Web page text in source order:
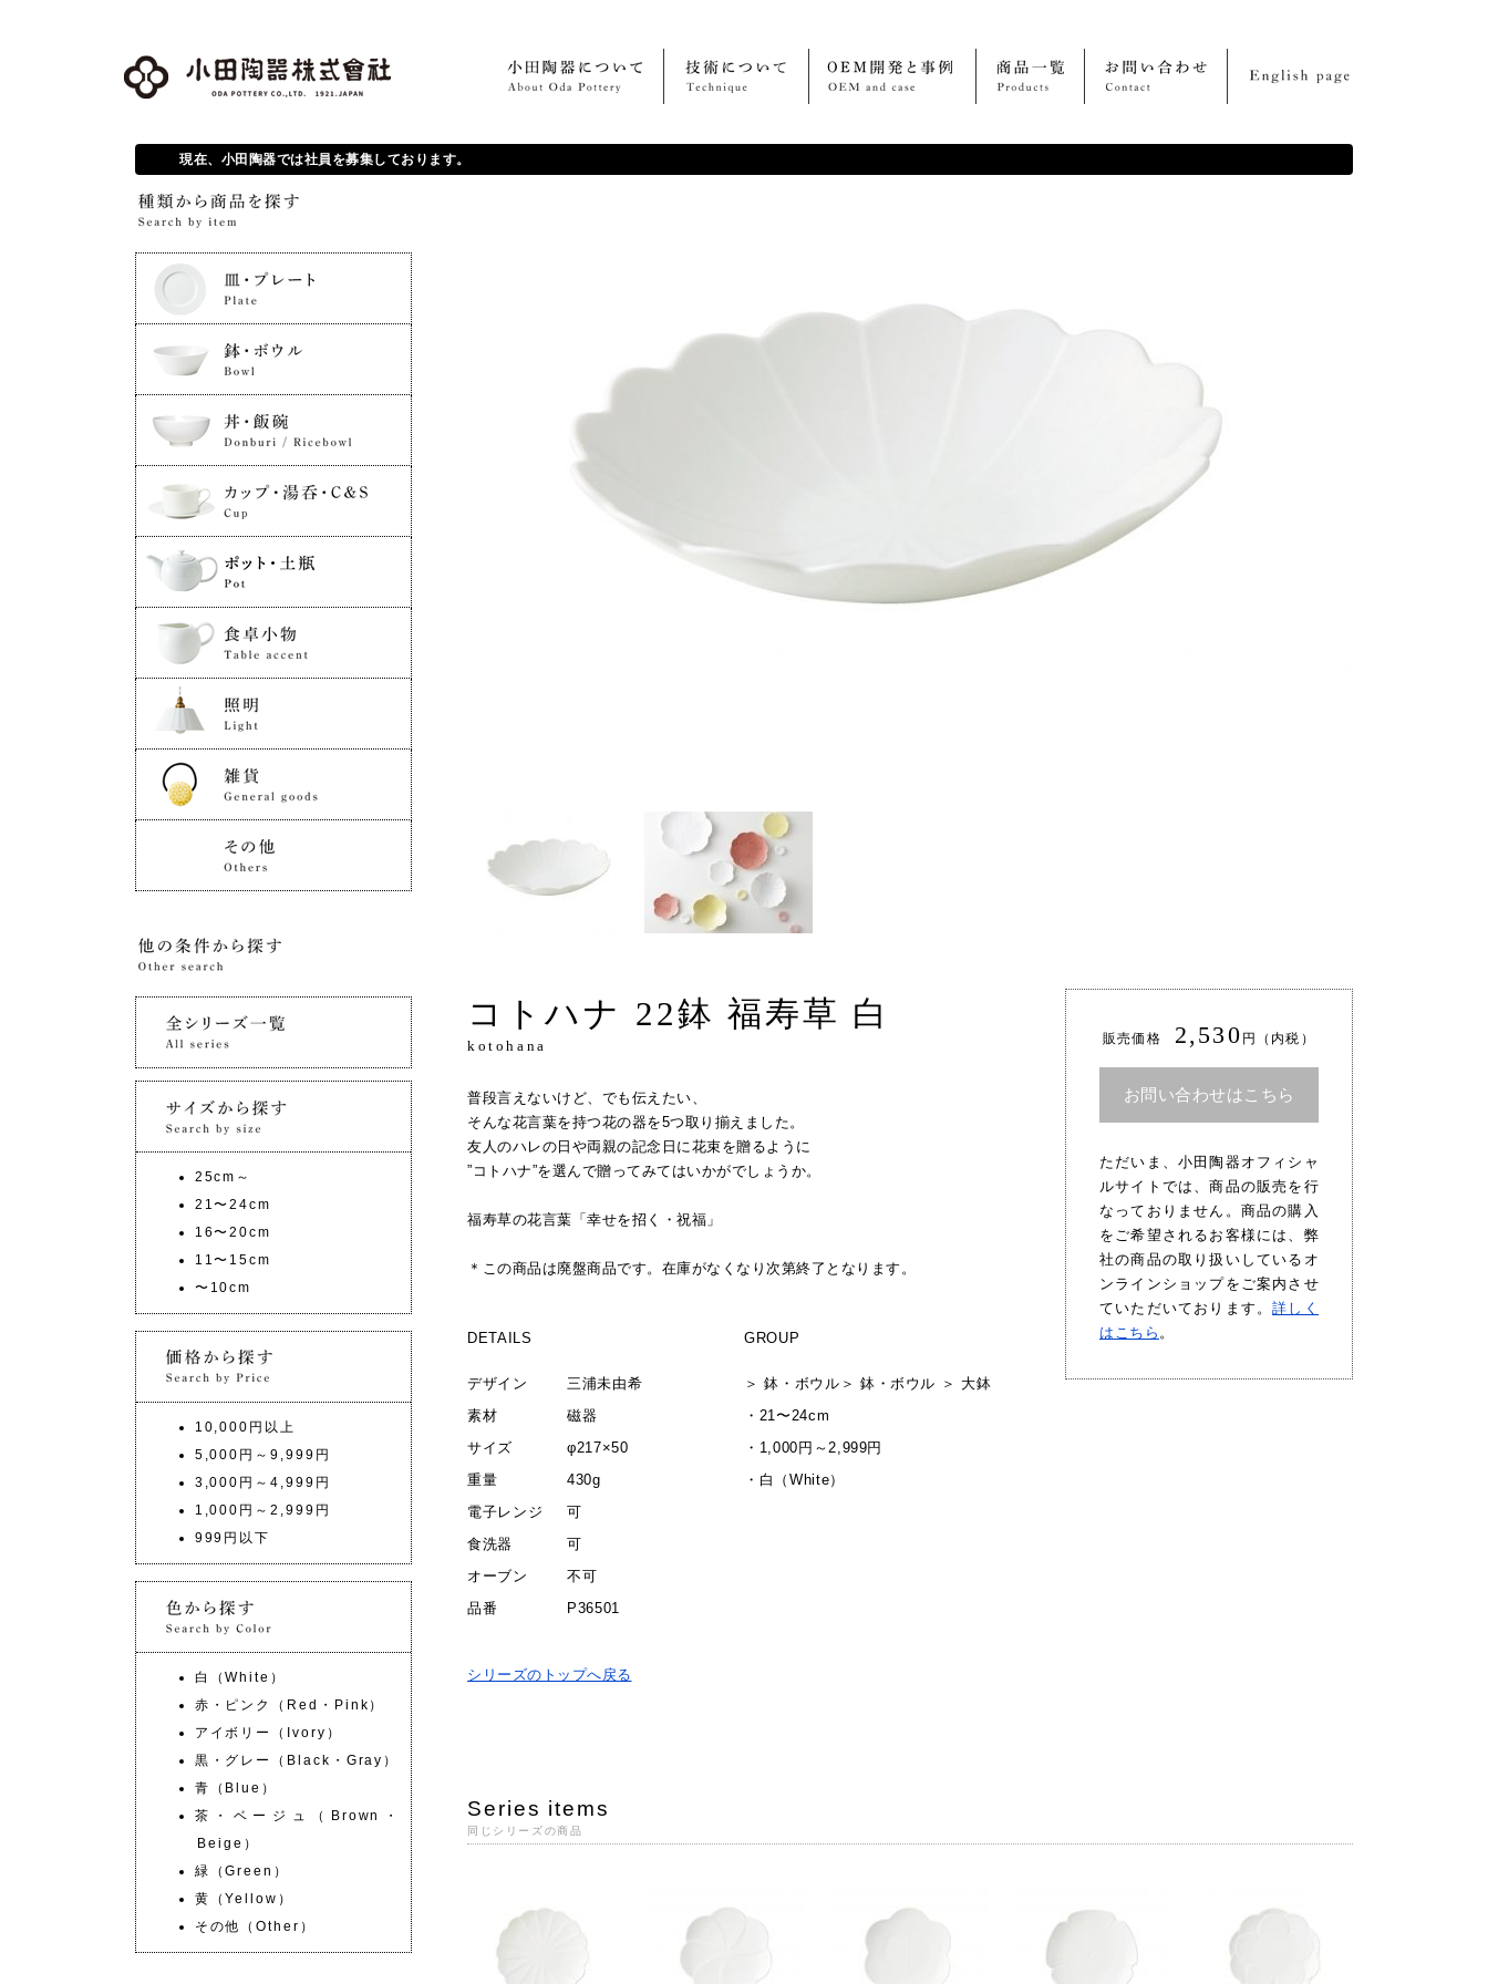
現在、小田陶器では社員を募集しております。
コトハナ 22鉢 福寿草 白
kotohana
普段言えないけど、でも伝えたい、
そんな花言葉を持つ花の器を5つ取り揃えました。
友人のハレの日や両親の記念日に花束を贈るように
”コトハナ”を選んで贈ってみてはいかがでしょうか。
福寿草の花言葉「幸せを招く・祝福」
＊この商品は廃盤商品です。在庫がなくなり次第終了となります。
DETAILS
デザイン
三浦未由希
素材
磁器
サイズ
φ217×50
重量
430g
電子レンジ
可
食洗器
可
オーブン
不可
品番
P36501
GROUP
＞鉢・ボウル ＞ 鉢・ボウル ＞ 大鉢
・ 21〜24cm
・ 1,000円～2,999円
・ 白（White）
販売価格 2,530 円（内税）
お問い合わせはこちら
ただいま、小田陶器オフィシャ
ルサイトでは、商品の販売を行
なっておりません。商品の購入
をご希望されるお客様には、弊
社の商品の取り扱いしているオ
ンラインショップをご案内させ
ていただいております。詳しく
はこちら 。
シリーズのトップへ戻る
Series items
同じシリーズの商品
25cm～
21〜24cm
16〜20cm
11〜15cm
〜10cm
10,000円以上
5,000円～9,999円
3,000円～4,999円
1,000円～2,999円
999円以下
白（White）
赤・ピンク（Red・Pink）
アイボリー（Ivory）
黒・グレー（Black・Gray）
青（Blue）
茶・ベージュ（Brown・
Beige）
緑（Green）
黄（Yellow）
その他（Other）